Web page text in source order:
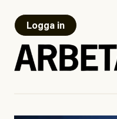
Logga in